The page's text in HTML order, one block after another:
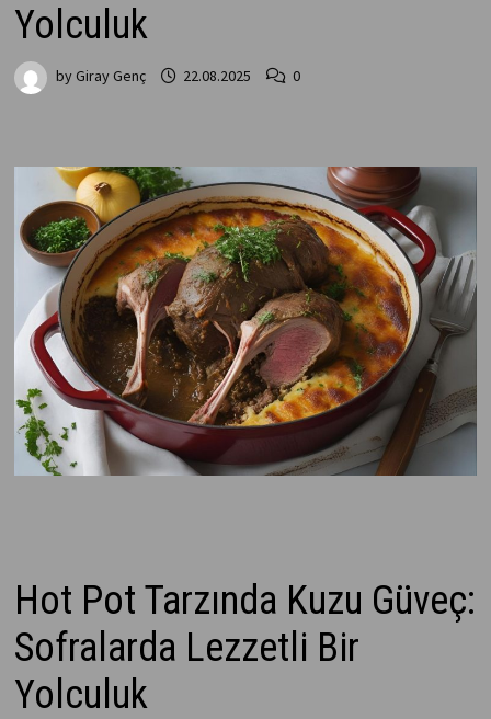
Yolculuk
byGiray Genç 22.08.2025 0
Hot Pot Tarzında Kuzu Güveç:
Sofralarda Lezzetli Bir
Yolculuk